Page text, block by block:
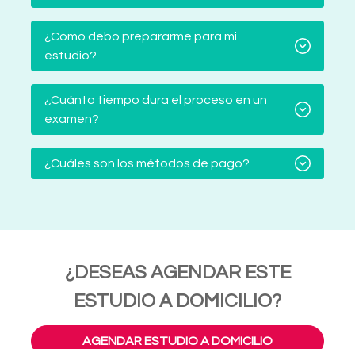
¿Cómo debo prepararme para mi
estudio?
¿Cuánto tiempo dura el proceso en un
examen?
¿Cuáles son los métodos de pago?
¿DESEAS AGENDAR ESTE
ESTUDIO A DOMICILIO?
AGENDAR ESTUDIO A DOMICILIO